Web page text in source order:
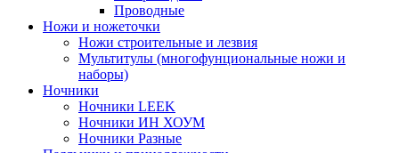
Проводные
Ножи и ножеточки
Ножи строительные и лезвия
Мультитулы (многофунциональные ножи и
наборы)
Ночники
Ночники LEEK
Ночники ИН ХОУМ
Ночники Разные